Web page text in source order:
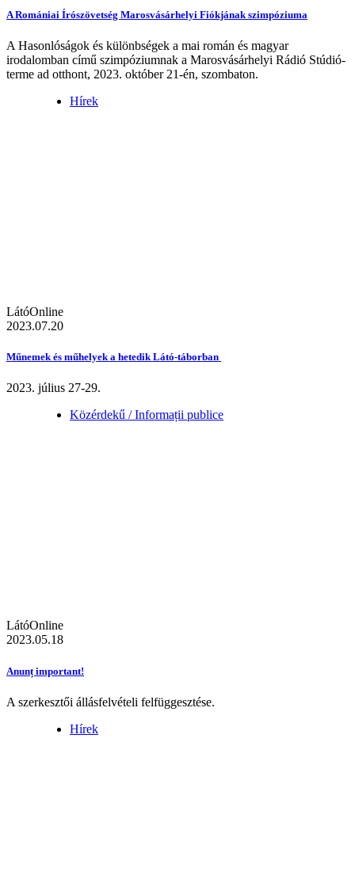
A Romániai Írószövetség Marosvásárhelyi Fiókjának szimpóziuma
A Hasonlóságok és különbségek a mai román és magyar
irodalomban című szimpóziumnak a Marosvásárhelyi Rádió Stúdió-
terme ad otthont, 2023. október 21-én, szombaton.
Hírek
LátóOnline
2023.07.20
Műnemek és műhelyek a hetedik Látó-táborban
2023. július 27-29.
Közérdekű / Informații publice
LátóOnline
2023.05.18
Anunț important!
A szerkesztői állásfelvételi felfüggesztése.
Hírek